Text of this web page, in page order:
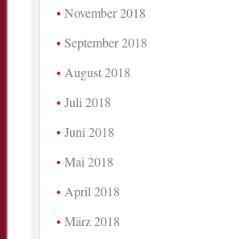
November 2018
September 2018
August 2018
Juli 2018
Juni 2018
Mai 2018
April 2018
März 2018